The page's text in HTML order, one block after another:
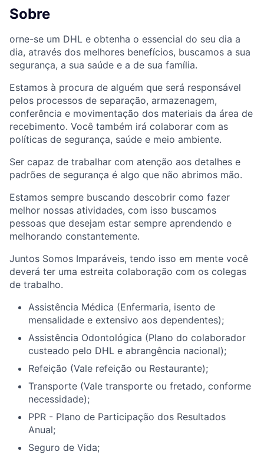
Sobre
orne-se um DHL e obtenha o essencial do seu dia a
dia, através dos melhores benefícios, buscamos a sua
segurança, a sua saúde e a de sua família.
Estamos à procura de alguém que será responsável
pelos processos de separação, armazenagem,
conferência e movimentação dos materiais da área de
recebimento. Você também irá colaborar com as
políticas de segurança, saúde e meio ambiente.
Ser capaz de trabalhar com atenção aos detalhes e
padrões de segurança é algo que não abrimos mão.
Estamos sempre buscando descobrir como fazer
melhor nossas atividades, com isso buscamos
pessoas que desejam estar sempre aprendendo e
melhorando constantemente.
Juntos Somos Imparáveis, tendo isso em mente você
deverá ter uma estreita colaboração com os colegas
de trabalho.
Assistência Médica (Enfermaria, isento de
mensalidade e extensivo aos dependentes);
Assistência Odontológica (Plano do colaborador
custeado pelo DHL e abrangência nacional);
Refeição (Vale refeição ou Restaurante);
Transporte (Vale transporte ou fretado, conforme
necessidade);
PPR - Plano de Participação dos Resultados
Anual;
Seguro de Vida;